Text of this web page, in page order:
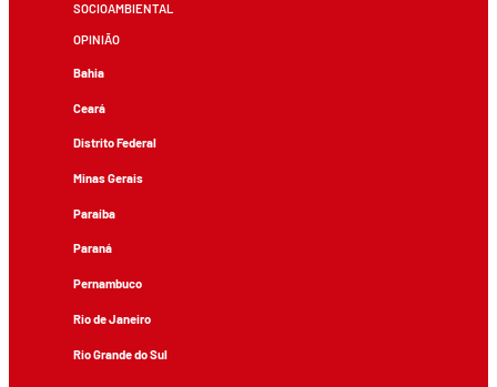
SOCIOAMBIENTAL
OPINIÃO
Bahia
Ceará
Distrito Federal
Minas Gerais
Paraíba
Paraná
Pernambuco
Rio de Janeiro
Rio Grande do Sul